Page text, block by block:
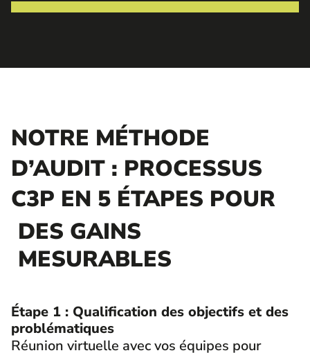
NOTRE MÉTHODE
D’AUDIT : PROCESSUS
C3P EN 5 ÉTAPES POUR
DES GAINS
MESURABLES
Étape 1 : Qualification des objectifs et des
problématiques
Réunion virtuelle avec vos équipes pour